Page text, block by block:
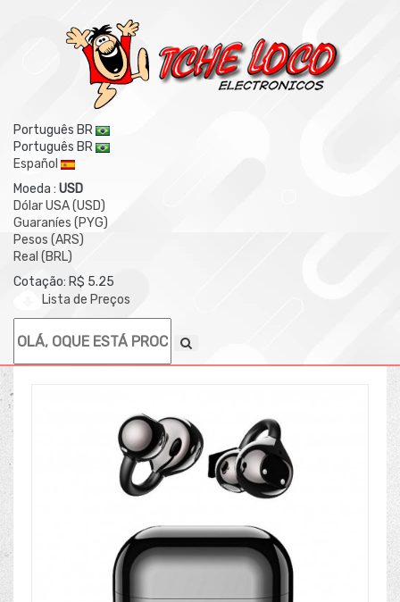
Português BR
Português BR
Español
Moeda : USD
Dólar USA (USD)
Guaraníes (PYG)
Pesos (ARS)
Real (BRL)
Cotação: R$ 5.25
Lista de Preços